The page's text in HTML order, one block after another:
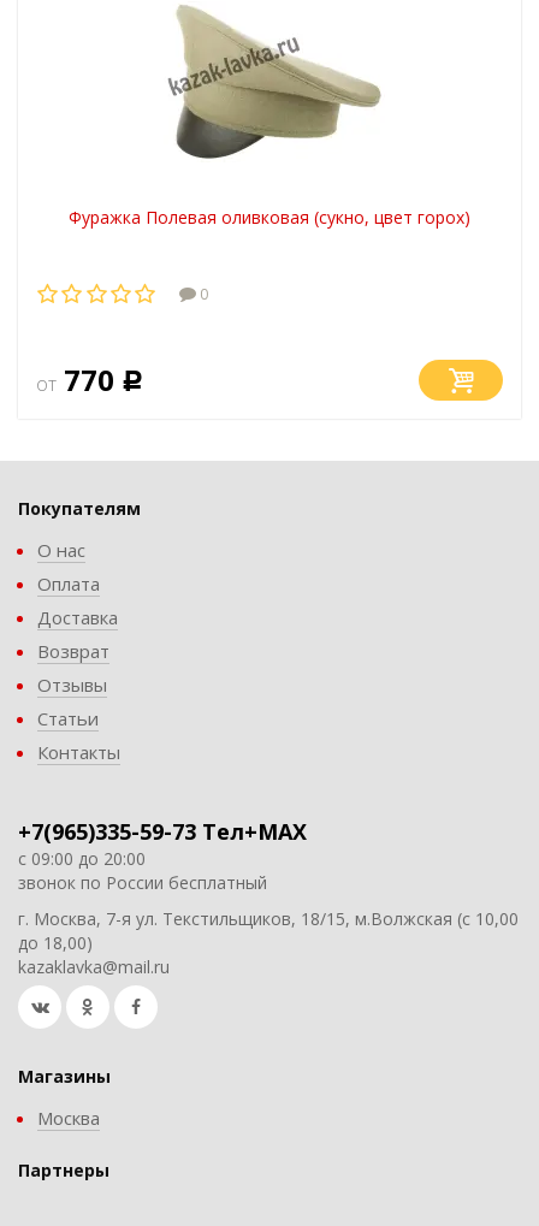
Фуражка Полевая оливковая (сукно, цвет горох)
0
от 770 Р
Покупателям
О нас
Оплата
Доставка
Возврат
Отзывы
Статьи
Контакты
+7(965)335-59-73 Тел+MAX
с 09:00 до 20:00
звонок по России бесплатный
г. Москва, 7-я ул. Текстильщиков, 18/15, м.Волжская (с 10,00
до 18,00)
kazaklavka@mail.ru
Магазины
Москва
Партнеры